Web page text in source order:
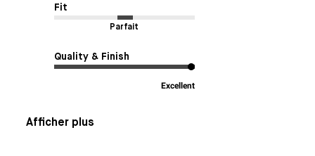
Fit
Parfait
Quality & Finish
Excellent
Afficher plus